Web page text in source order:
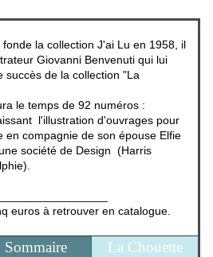
la collection J'ai Lu en 1958, il
Giovanni Benvenuti qui lui
succès de la collection "La
le temps de 92 numéros :
l'illustration d'ouvrages pour
compagnie de son épouse Elfie
société de Design (Harris
euros à retrouver en catalogue.
Sommaire La Chouette